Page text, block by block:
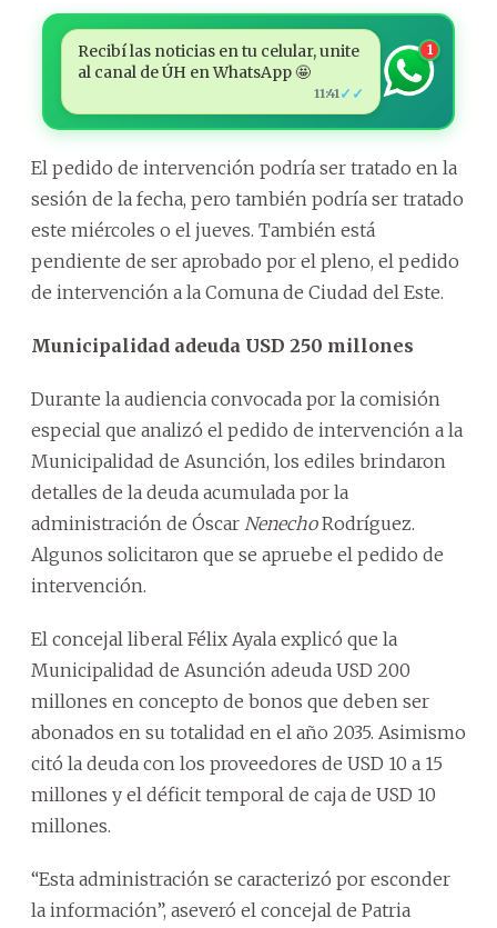
Recibí las noticias en tu celular, unite
al canal de ÚH en WhatsApp 🤩
11:41 ✓✓
1
El pedido de intervención podría ser tratado en la
sesión de la fecha, pero también podría ser tratado
este miércoles o el jueves. También está
pendiente de ser aprobado por el pleno, el pedido
de intervención a la Comuna de Ciudad del Este.
Municipalidad adeuda USD 250 millones
Durante la audiencia convocada por la comisión
especial que analizó el pedido de intervención a la
Municipalidad de Asunción, los ediles brindaron
detalles de la deuda acumulada por la
administración de Óscar NenechoRodríguez.
Algunos solicitaron que se apruebe el pedido de
intervención.
El concejal liberal Félix Ayala explicó que la
Municipalidad de Asunción adeuda USD 200
millones en concepto de bonos que deben ser
abonados en su totalidad en el año 2035. Asimismo
citó la deuda con los proveedores de USD 10 a 15
millones y el déficit temporal de caja de USD 10
millones.
“Esta administración se caracterizó por esconder
la información”, aseveró el concejal de Patria